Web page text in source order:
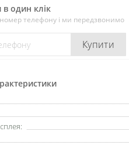
в один клік
номер телефону і ми передзвонимо
Купити